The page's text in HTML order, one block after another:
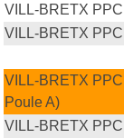
VILL-BRETX
VILL-BRETX
VILL-BRETX
Poule A)
VILL-BRETX